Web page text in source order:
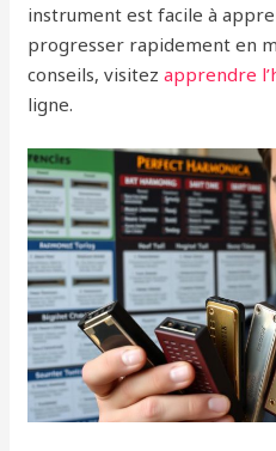
instrument est facile à
progresser rapidement en
conseils, visitezapprendre
ligne.